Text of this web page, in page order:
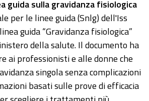
guida sulla gravidanza fisiologica
per le linee guida (Snlg) dell'Iss
guida “Gravidanza fisiologica”
della salute. Il documento ha
ai professionisti e alle donne che
singola senza complicazioni
basati sulle prove di efficacia